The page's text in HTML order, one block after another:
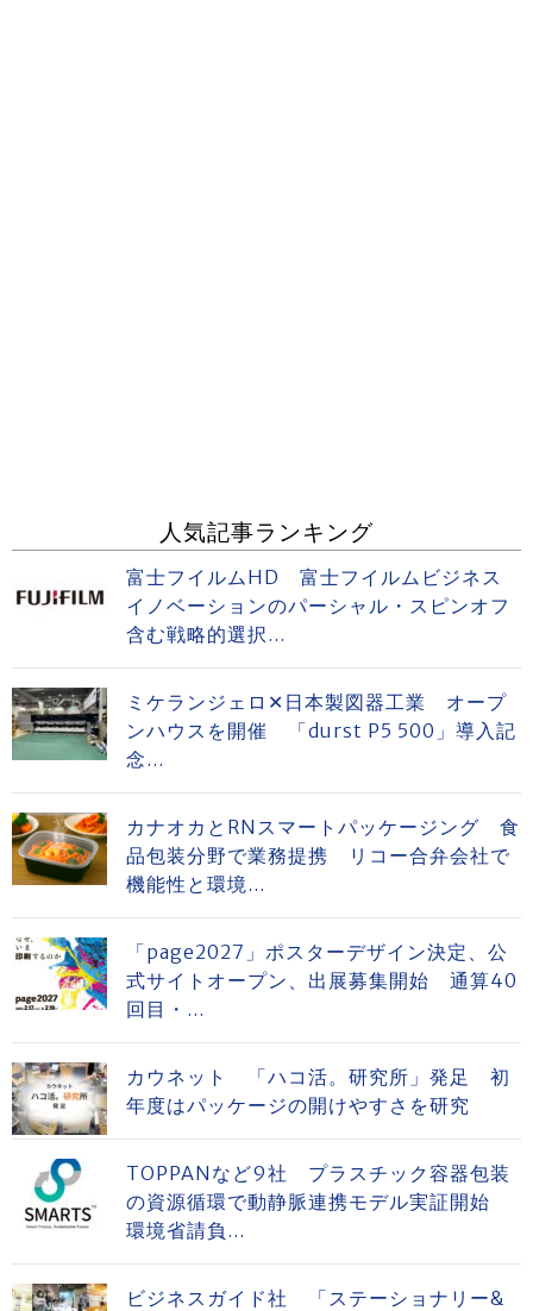
人気記事ランキング
富士フイルムHD 富士フイルムビジネス
イノベーションのパーシャル・スピンオフ
含む戦略的選択...
ミケランジェロ✕日本製図器工業 オープ
ンハウスを開催 「durst P5 500」導入記
念...
カナオカとRNスマートパッケージング 食
品包装分野で業務提携 リコー合弁会社で
機能性と環境...
「page2027」ポスターデザイン決定、公
式サイトオープン、出展募集開始 通算40
回目・...
カウネット 「ハコ活。研究所」発足 初
年度はパッケージの開けやすさを研究
TOPPANなど9社 プラスチック容器包装
の資源循環で動静脈連携モデル実証開始
環境省請負...
ビジネスガイド社 「ステーショナリー&